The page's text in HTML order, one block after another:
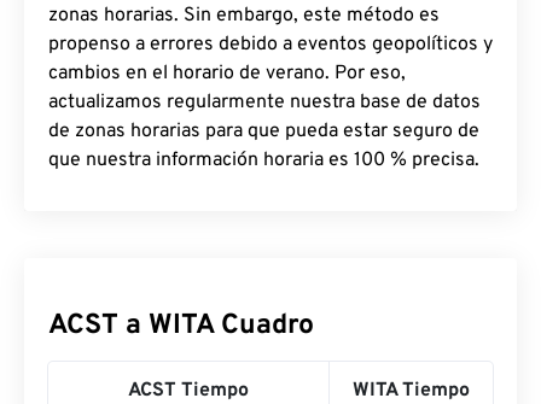
zonas horarias. Sin embargo, este método es
propenso a errores debido a eventos geopolíticos y
cambios en el horario de verano. Por eso,
actualizamos regularmente nuestra base de datos
de zonas horarias para que pueda estar seguro de
que nuestra información horaria es 100 % precisa.
ACST a WITA Cuadro
ACST Tiempo WITA Tiempo